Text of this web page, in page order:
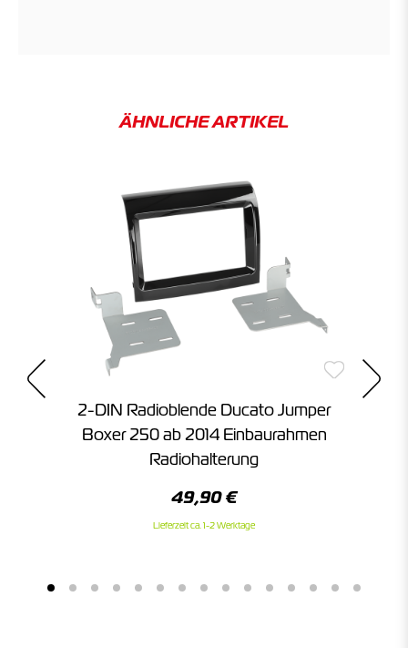
ÄHNLICHE ARTIKEL
2-DIN Radioblende Ducato Jumper
Boxer 250 ab 2014 Einbaurahmen
Radiohalterung
49,90 €
Lieferzeit ca. 1-2 Werktage